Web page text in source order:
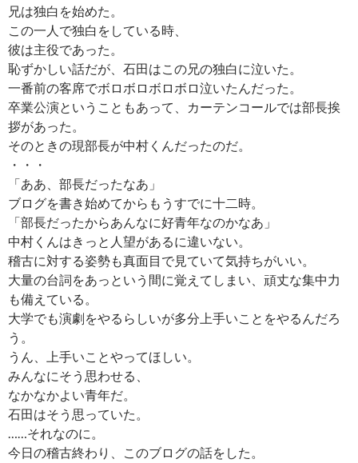
兄は独白を始めた。
この一人で独白をしている時、
彼は主役であった。
恥ずかしい話だが、石田はこの兄の独白に泣いた。
一番前の客席でボロボロボロボロ泣いたんだった。
卒業公演ということもあって、カーテンコールでは部長挨
拶があった。
そのときの現部長が中村くんだったのだ。
・・・
「ああ、部長だったなあ」
ブログを書き始めてからもうすでに十二時。
「部長だったからあんなに好青年なのかなあ」
中村くんはきっと人望があるに違いない。
稽古に対する姿勢も真面目で見ていて気持ちがいい。
大量の台詞をあっという間に覚えてしまい、頑丈な集中力
も備えている。
大学でも演劇をやるらしいが多分上手いことをやるんだろ
う。
うん、上手いことやってほしい。
みんなにそう思わせる、
なかなかよい青年だ。
石田はそう思っていた。
……それなのに。
今日の稽古終わり、このブログの話をした。